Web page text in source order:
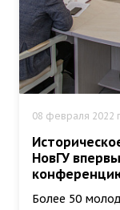
08 февраля 2022
НовГУ
Более 50